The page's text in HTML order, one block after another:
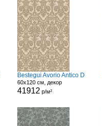
Bestegui Avorio Antico D
60x120 см, декор
41912 р/м²